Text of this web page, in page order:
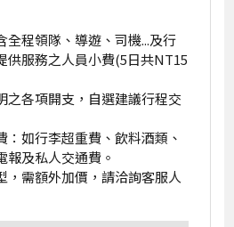
全程領隊、導遊、司機...及行
供服務之人員小費(5日共NT15
之各項開支，自選建議行程交
：如行李超重費、飲料酒類、
報及私人交通費。
，需額外加價，請洽詢客服人